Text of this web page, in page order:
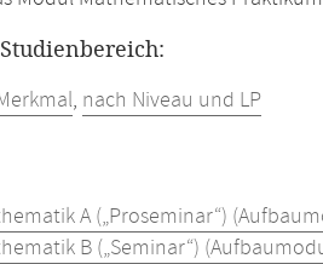
, nach Niveau und LP
A („Proseminar“)
B („Seminar“)